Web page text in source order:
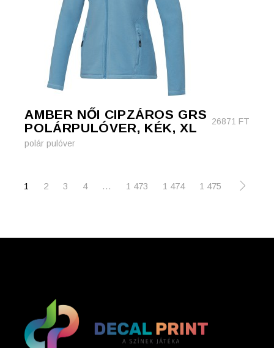
AMBER NŐI CIPZÁROS GRS
POLÁRPULÓVER, KÉK, XL
26871 FT
polár pulóver
1 2 3 4 … 1 473 1 474 1 475